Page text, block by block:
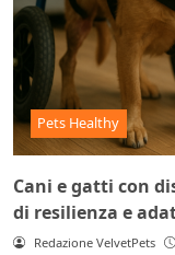
Pets Healthy
Cani e gatti con
di resilienza e
Redazione VelvetPets